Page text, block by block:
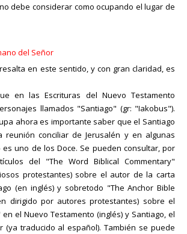
debe considerar como ocupando el lugar de
del Señor
en este sentido, y con gran claridad, es
en las Escrituras del Nuevo Testamento
llamados "Santiago" (gr: "Iakobus").
ahora es importante saber que el Santiago
conciliar de Jerusalén y en algunas
uno de los Doce. Se pueden consultar, por
del "The Word Biblical Commentary"
protestantes) sobre el autor de la carta
(en inglés) y sobretodo "The Anchor Bible
dirigido por autores protestantes) sobre el
el Nuevo Testamento (inglés) y Santiago, el
(ya traducido al español). También se puede